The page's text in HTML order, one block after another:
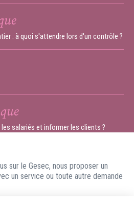
: à quoi s'attendre lors d'un contrôle ?
salariés et informer les clients ?
sur le Gesec, nous proposer un
un service ou toute autre demande